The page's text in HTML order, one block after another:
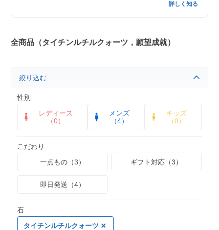
詳しく知る
全商品（タイチンルチルクォーツ，願望成就）
絞り込む
性別
レディース
（0）
メンズ
（4）
キッズ
（0）
こだわり
一点もの（3）
ギフト対応（3）
即日発送（4）
石
タイチンルチルクォーツ